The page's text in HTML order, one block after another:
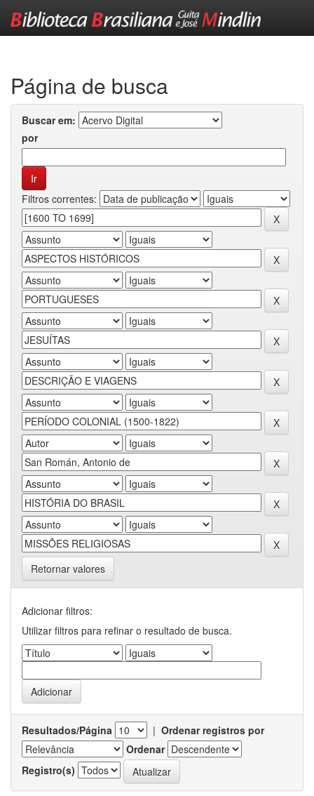
Página de busca
Buscar em:
por
Filtros correntes:
Retornar valores
Adicionar filtros:
Utilizar filtros para refinar o resultado de busca.
Resultados/Página | Ordenar registros por
Ordenar
Registro(s)